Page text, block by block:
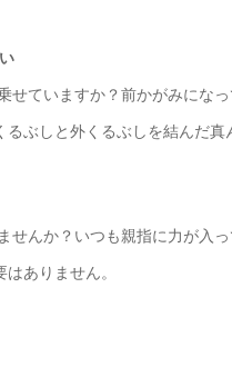
ていますか？前かがみにな
ぶしと外くるぶしを結んだ真
んか？いつも親指に力が入
ありません。